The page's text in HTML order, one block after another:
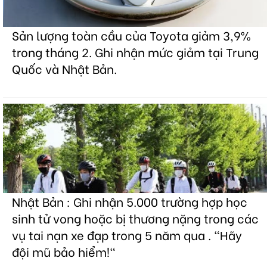
Sản lượng toàn cầu của Toyota giảm 3,9%
trong tháng 2. Ghi nhận mức giảm tại Trung
Quốc và Nhật Bản.
Nhật Bản : Ghi nhận 5.000 trường hợp học
sinh tử vong hoặc bị thương nặng trong các
vụ tai nạn xe đạp trong 5 năm qua . "Hãy
đội mũ bảo hiểm!"